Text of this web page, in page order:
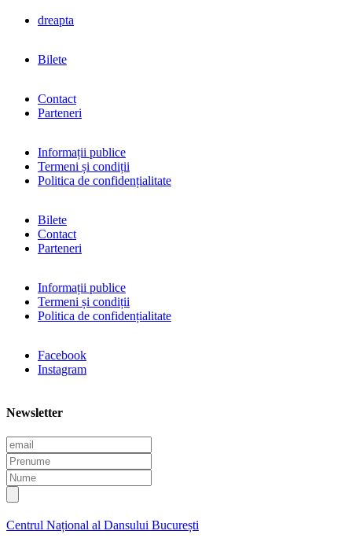
dreapta
Bilete
Contact
Parteneri
Informații publice
Termeni și condiții
Politica de confidențialitate
Bilete
Contact
Parteneri
Informații publice
Termeni și condiții
Politica de confidențialitate
Facebook
Instagram
Newsletter
E
m
a
i
l
P
r
e
n
m
N
u
m
e
Centrul Național al Dansului București